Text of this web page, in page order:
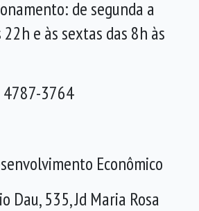
de segunda a
e às sextas das 8h às
3764
Econômico
Dau, 535, Jd Maria Rosa